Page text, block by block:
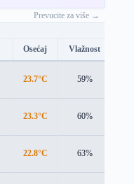
Prevucite za više →
Osećaj Vlažnost
23.7°C 59%
23.3°C 60%
22.8°C 63%